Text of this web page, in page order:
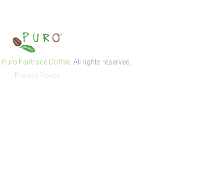
Puro Fairtrade Coffee. All rights reserved.
Privacy Policy